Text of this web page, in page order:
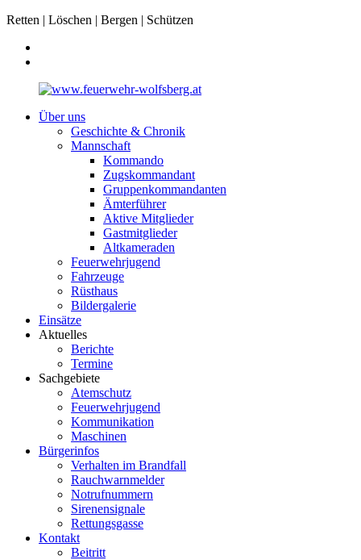
Retten | Löschen | Bergen | Schützen
Über uns
Geschichte & Chronik
Mannschaft
Kommando
Zugskommandant
Gruppenkommandanten
Ämterführer
Aktive Mitglieder
Gastmitglieder
Altkameraden
Feuerwehrjugend
Fahrzeuge
Rüsthaus
Bildergalerie
Einsätze
Aktuelles
Berichte
Termine
Sachgebiete
Atemschutz
Feuerwehrjugend
Kommunikation
Maschinen
Bürgerinfos
Verhalten im Brandfall
Rauchwarnmelder
Notrufnummern
Sirenensignale
Rettungsgasse
Kontakt
Beitritt